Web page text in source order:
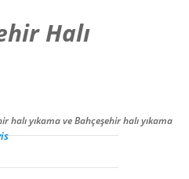
Halı
halı yıkama ve Bahçeşehir halı yıkama